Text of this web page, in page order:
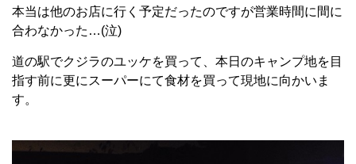
本当は他のお店に行く予定だったのですが営業時間に間に
合わなかった…(泣)
道の駅でクジラのユッケを買って、本日のキャンプ地を目
指す前に更にスーパーにて食材を買って現地に向かいま
す。